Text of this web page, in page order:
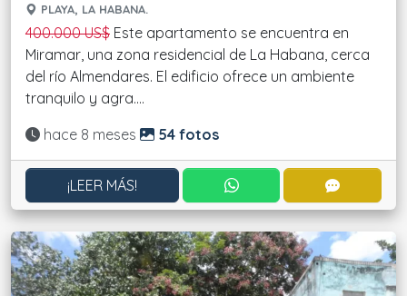
PLAYA, LA HABANA.
400.000 US$ Este apartamento se encuentra en
Miramar, una zona residencial de La Habana, cerca
del río Almendares. El edificio ofrece un ambiente
tranquilo y agra....
Actualizado:
hace 8 meses 54 fotos
¡LEER MÁS! CONTACTAR POR